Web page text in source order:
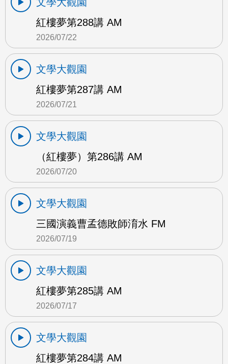
紅樓夢第288講 AM
2026/07/22
文學大觀園
紅樓夢第287講 AM
2026/07/21
文學大觀園
（紅樓夢）第286講 AM
2026/07/20
文學大觀園
三國演義曹孟德敗師淯水 FM
2026/07/19
文學大觀園
紅樓夢第285講 AM
2026/07/17
文學大觀園
紅樓夢第284講 AM